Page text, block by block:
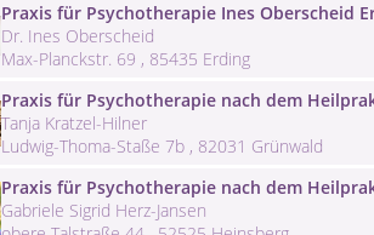
Praxis für Psychotherapie Ines Oberscheid
Dr. Ines Oberscheid
Max-Planckstr. 69 , 85435 Erding
Praxis für Psychotherapie nach dem
Tanja Kratzel-Hilner
Ludwig-Thoma-Staße 7b , 82031 Grünwald
Praxis für Psychotherapie nach dem
Gabriele Sigrid Herz-Jansen